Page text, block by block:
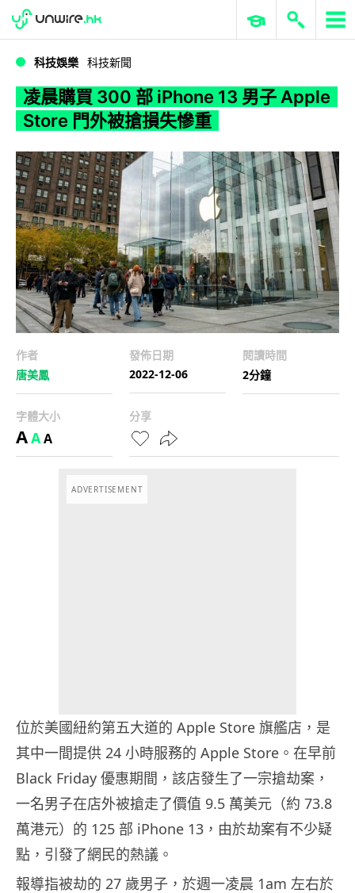
WWDC 2026 ERP 與商業 AI
科技娛樂 科技新聞
凌晨購買 300 部 iPhone 13 男子 Apple
Store 門外被搶損失慘重
作者
唐美鳳
發佈日期
2022-12-06
閱讀時間
2分鐘
字體大小
AAA
分享
ADVERTISEMENT
位於美國紐約第五大道的 Apple Store 旗艦店，是
其中一間提供 24 小時服務的 Apple Store。在早前
Black Friday 優惠期間，該店發生了一宗搶劫案，
一名男子在店外被搶走了價值 9.5 萬美元（約 73.8
萬港元）的 125 部 iPhone 13，由於劫案有不少疑
點，引發了網民的熱議。
報導指被劫的 27 歲男子，於週一凌晨 1am 左右於